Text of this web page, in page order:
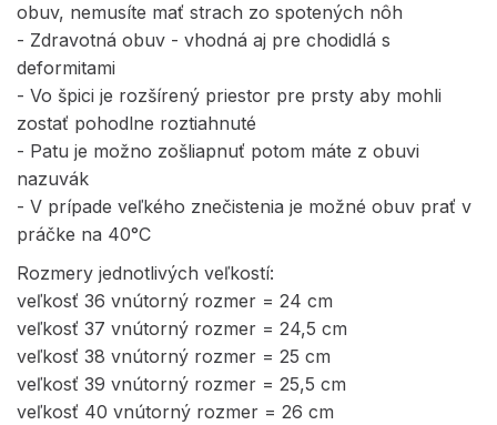
obuv, nemusíte mať strach zo spotených nôh
- Zdravotná obuv - vhodná aj pre chodidlá s
deformitami
- Vo špici je rozšírený priestor pre prsty aby mohli
zostať pohodlne roztiahnuté
- Patu je možno zošliapnuť potom máte z obuvi
nazuvák
- V prípade veľkého znečistenia je možné obuv prať v
práčke na 40°C
Rozmery jednotlivých veľkostí:
veľkosť 36 vnútorný rozmer = 24 cm
veľkosť 37 vnútorný rozmer = 24,5 cm
veľkosť 38 vnútorný rozmer = 25 cm
veľkosť 39 vnútorný rozmer = 25,5 cm
veľkosť 40 vnútorný rozmer = 26 cm